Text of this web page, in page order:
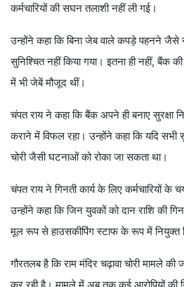
कर्मचारियों की सघन तलाशी नहीं ली गई।
उन्होंने कहा कि बिना जेब वाले कपड़े पहनने जैसे
सुनिश्चित नहीं किया गया। इतना ही नहीं,
में भी जेबें मौजूद थीं।
चंपत राय ने कहा कि बैंक अपने ही बनाए सुरक्षा
कराने में विफल रहा। उन्होंने कहा कि यदि सभी
चोरी जैसी घटनाओं को रोका जा सकता था।
चंपत राय ने गिनती कार्य के लिए कर्मचारियों
उन्होंने कहा कि जिन युवकों को दान राशि की
मूल रूप से हाउसकीपिंग स्टाफ के रूप में नियुक्त
गौरतलब है कि राम मंदिर चढ़ावा चोरी मामले